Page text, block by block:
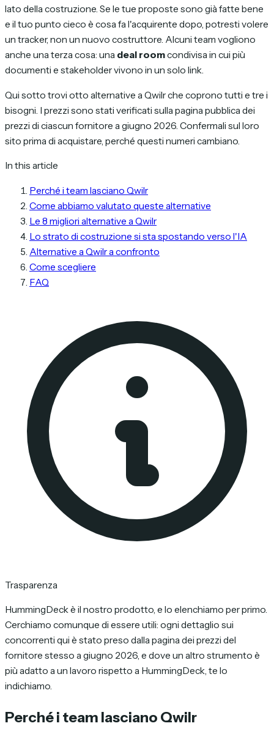
lato della costruzione. Se le tue proposte sono già fatte bene
e il tuo punto cieco è cosa fa l'acquirente dopo, potresti volere
un tracker, non un nuovo costruttore. Alcuni team vogliono
anche una terza cosa: una deal roomcondivisa in cui più
documenti e stakeholder vivono in un solo link.
Qui sotto trovi otto alternative a Qwilr che coprono tutti e tre i
bisogni. I prezzi sono stati verificati sulla pagina pubblica dei
prezzi di ciascun fornitore a giugno 2026. Confermali sul loro
sito prima di acquistare, perché questi numeri cambiano.
In this article
Perché i team lasciano Qwilr
Come abbiamo valutato queste alternative
Le 8 migliori alternative a Qwilr
Lo strato di costruzione si sta spostando verso l'IA
Alternative a Qwilr a confronto
Come scegliere
FAQ
Trasparenza
HummingDeck è il nostro prodotto, e lo elenchiamo per primo.
Cerchiamo comunque di essere utili: ogni dettaglio sui
concorrenti qui è stato preso dalla pagina dei prezzi del
fornitore stesso a giugno 2026, e dove un altro strumento è
più adatto a un lavoro rispetto a HummingDeck, te lo
indichiamo.
Perché i team lasciano Qwilr